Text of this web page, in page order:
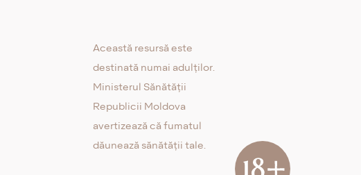
Această resursă este
destinată numai adulților.
Ministerul Sănătății
Republicii Moldova
avertizează că fumatul
dăunează sănătății tale.